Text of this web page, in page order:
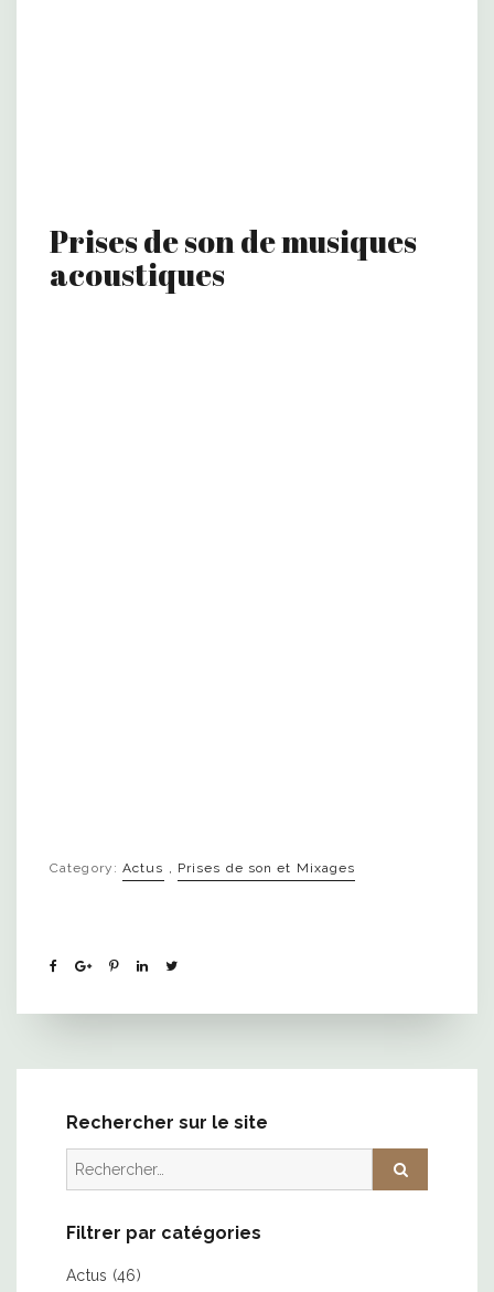
Prises de son de musiques
acoustiques
Category: Actus , Prises de son et Mixages
Rechercher sur le site
Filtrer par catégories
Actus (46)